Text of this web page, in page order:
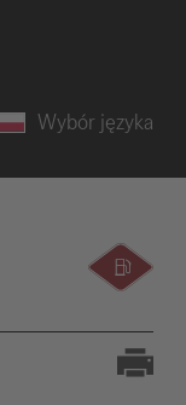
Wybór języka